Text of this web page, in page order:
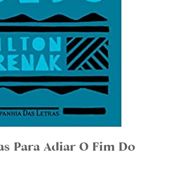
Para Adiar O Fim Do